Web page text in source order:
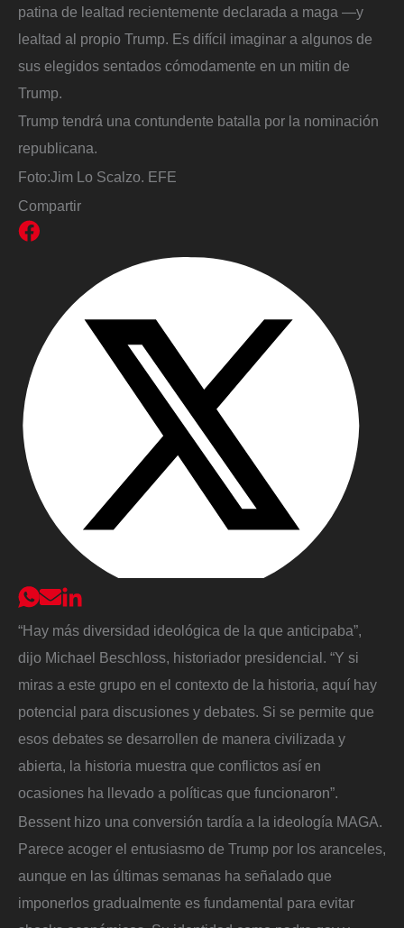
patina de lealtad recientemente declarada a maga —y
lealtad al propio Trump. Es difícil imaginar a algunos de
sus elegidos sentados cómodamente en un mitin de
Trump.
Trump tendrá una contundente batalla por la nominación
republicana.
Foto:Jim Lo Scalzo. EFE
Compartir
“Hay más diversidad ideológica de la que anticipaba”,
dijo Michael Beschloss, historiador presidencial. “Y si
miras a este grupo en el contexto de la historia, aquí hay
potencial para discusiones y debates. Si se permite que
esos debates se desarrollen de manera civilizada y
abierta, la historia muestra que conflictos así en
ocasiones ha llevado a políticas que funcionaron”.
Bessent hizo una conversión tardía a la ideología MAGA.
Parece acoger el entusiasmo de Trump por los aranceles,
aunque en las últimas semanas ha señalado que
imponerlos gradualmente es fundamental para evitar